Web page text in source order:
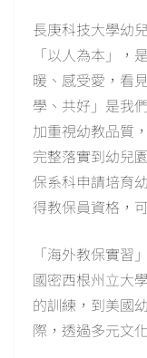
長庚科技大學幼
「以人為本」，
暖、感受愛，看
學、共好」是我
加重視幼教品質
完整落實到幼兒
保系科申請培育
得教保員資格，
「海外教保實習
國密西根州立大
的訓練，到美國
際，透過多元文